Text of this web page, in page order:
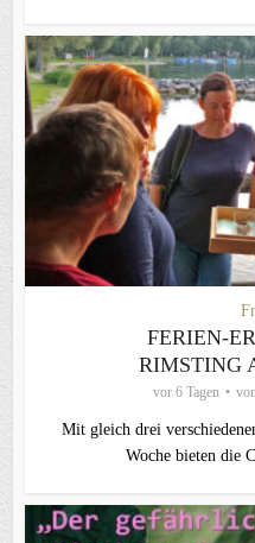
FERIEN-
RIMSTING
vor 6 Tagen
Mit gleich drei
Woche bieten die